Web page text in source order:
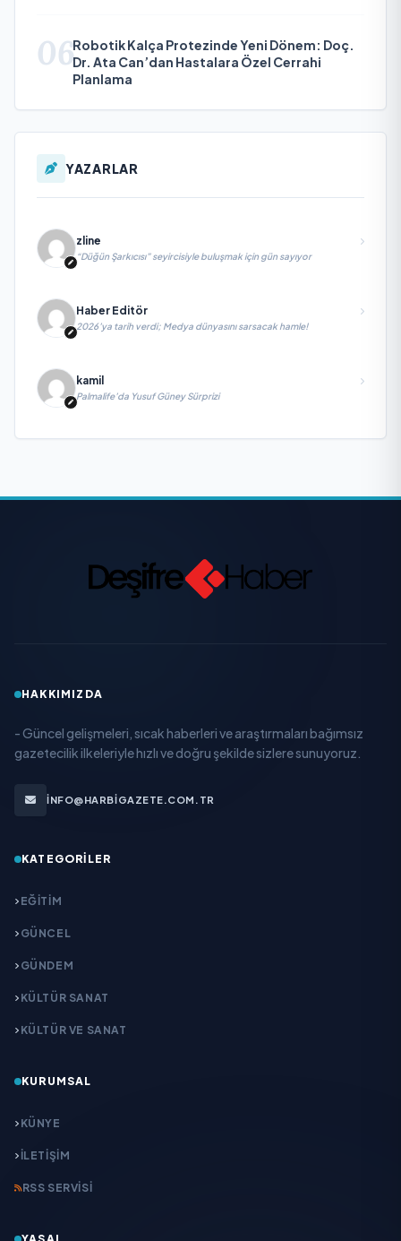
06Robotik Kalça Protezinde Yeni Dönem: Doç.
Dr. Ata Can’dan Hastalara Özel Cerrahi
Planlama
YAZARLAR
zline
“Düğün Şarkıcısı” seyircisiyle buluşmak için gün sayıyor
Haber Editör
2026’ya tarih verdi; Medya dünyasını sarsacak hamle!
kamil
Palmalife’da Yusuf Güney Sürprizi
HAKKIMIZDA
- Güncel gelişmeleri, sıcak haberleri ve araştırmaları bağımsız
gazetecilik ilkeleriyle hızlı ve doğru şekilde sizlere sunuyoruz.
INFO@HARBIGAZETE.COM.TR
KATEGORILER
EĞITIM
GÜNCEL
GÜNDEM
KÜLTÜR SANAT
KÜLTÜR VE SANAT
KURUMSAL
KÜNYE
İLETIŞIM
RSS SERVISI